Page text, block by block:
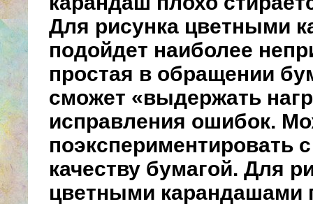
Для рисунка цветными
подойдет наиболее
простая в обращении
сможет «выдержать
исправления ошибок.
поэкспериментировать
качеству бумагой. Для
цветными карандашами